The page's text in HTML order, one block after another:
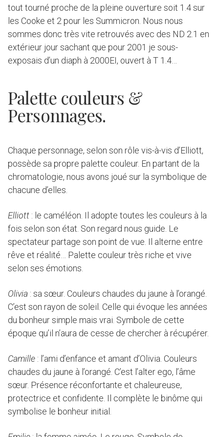
tout tourné proche de la pleine ouverture soit 1.4 sur
les Cooke et 2 pour les Summicron. Nous nous
sommes donc très vite retrouvés avec des ND 2.1 en
extérieur jour sachant que pour 2001 je sous-
exposais d’un diaph à 2000EI, ouvert à T 1.4…
Palette couleurs &
Personnages.
Chaque personnage, selon son rôle vis-à-vis d’Elliott,
possède sa propre palette couleur. En partant de la
chromatologie, nous avons joué sur la symbolique de
chacune d’elles.
Elliott : le caméléon. Il adopte toutes les couleurs à la
fois selon son état. Son regard nous guide. Le
spectateur partage son point de vue. Il alterne entre
rêve et réalité… Palette couleur très riche et vive
selon ses émotions.
Olivia : sa sœur. Couleurs chaudes du jaune à l’orangé.
C’est son rayon de soleil. Celle qui évoque les années
du bonheur simple mais vrai. Symbole de cette
époque qu’il n’aura de cesse de chercher à récupérer.
Camille : l’ami d’enfance et amant d’Olivia. Couleurs
chaudes du jaune à l’orangé. C’est l’alter ego, l’âme
sœur. Présence réconfortante et chaleureuse,
protectrice et confidente. Il complète le binôme qui
symbolise le bonheur initial.